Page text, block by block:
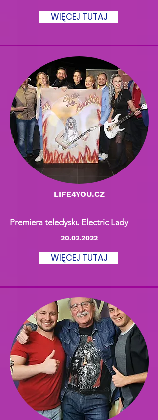
WIĘCEJ TUTAJ
LIFE4YOU.CZ
Premiera teledysku Electric Lady
20.02.2022
WIĘCEJ TUTAJ